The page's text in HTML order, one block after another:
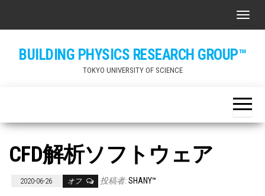
content
ナビ
BUILDING PHYSICS RESEARCH GROUP™
TOKYO UNIVERSITY OF SCIENCE
CFD解析ソフトウェア
2020-06-26 オフ 投稿者:SHANY™